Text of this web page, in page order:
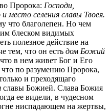
Пророка: Господи,
и место селения славы Твоея.
что благолепен. Но чем
блеском видимых
полезное действие на
тем, что он есть дом Божий
что в нем живет Бог и Его
что по разумению Пророка,
и преходящаго
славы Божией. Слава Божия
ее видели, в чудесном
ниспадающем на жертвы,